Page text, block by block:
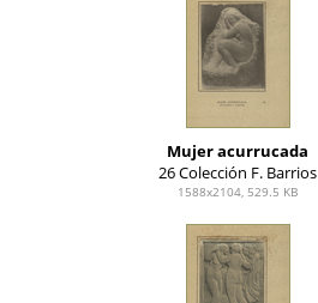
Mujer acurrucada
26 Colección F. Barrios
1588x2104, 529.5 KB